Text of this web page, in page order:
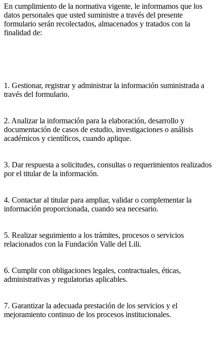
En cumplimiento de la normativa vigente, le informamos que los
datos personales que usted suministre a través del presente
formulario serán recolectados, almacenados y tratados con la
finalidad de:
1. Gestionar, registrar y administrar la información suministrada a
través del formulario.
2. Analizar la información para la elaboración, desarrollo y
documentación de casos de estudio, investigaciones o análisis
académicos y científicos, cuando aplique.
3. Dar respuesta a solicitudes, consultas o requerimientos realizados
por el titular de la información.
4. Contactar al titular para ampliar, validar o complementar la
información proporcionada, cuando sea necesario.
5. Realizar seguimiento a los trámites, procesos o servicios
relacionados con la Fundación Valle del Lili.
6. Cumplir con obligaciones legales, contractuales, éticas,
administrativas y regulatorias aplicables.
7. Garantizar la adecuada prestación de los servicios y el
mejoramiento continuo de los procesos institucionales.